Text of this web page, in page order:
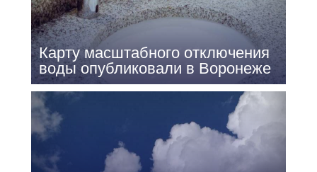
Карту масштабного отключения
воды опубликовали в Воронеже